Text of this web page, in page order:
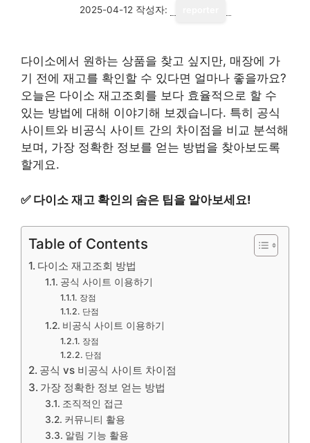
2025-04-12 작성자:
다이소에서 원하는 상품을 찾고 싶지만, 매장에 가
기 전에 재고를 확인할 수 있다면 얼마나 좋을까요?
오늘은 다이소 재고조회를 보다 효율적으로 할 수
있는 방법에 대해 이야기해 보겠습니다. 특히 공식
사이트와 비공식 사이트 간의 차이점을 비교 분석해
보며, 가장 정확한 정보를 얻는 방법을 찾아보도록
할게요.
✅ 다이소 재고 확인의 숨은 팁을 알아보세요!
Table of Contents
다이소 재고조회 방법
공식 사이트 이용하기
장점
단점
비공식 사이트 이용하기
장점
단점
공식 vs 비공식 사이트 차이점
가장 정확한 정보 얻는 방법
조직적인 접근
커뮤니티 활용
알림 기능 활용